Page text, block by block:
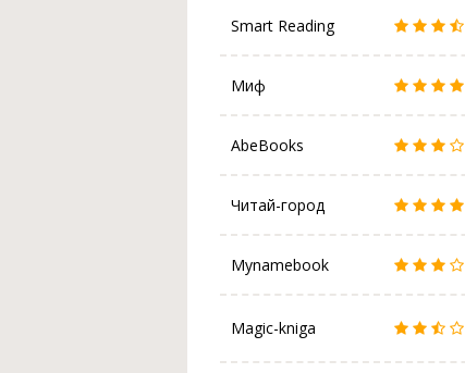
Smart Reading
Миф
AbeBooks
Читай-город
Mynamebook
Magic-kniga